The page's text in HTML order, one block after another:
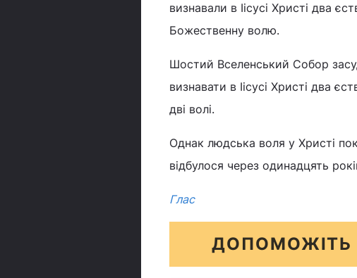
визнавали в Іісусі Христі два
Божественну волю.
Шостий Вселенський Собор
визнавати в Іісусі Христі два
дві волі.
Однак людська воля у Христі
відбулося через одинадцять
Глас
ДОПОМОЖІТЬ